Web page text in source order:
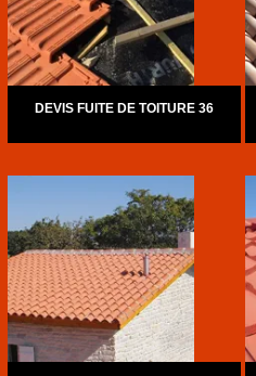
DEVIS FUITE DE TOITURE 36